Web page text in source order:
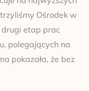
Ośrodek w
drugi etap prac
polegających na
pokazała, że bez